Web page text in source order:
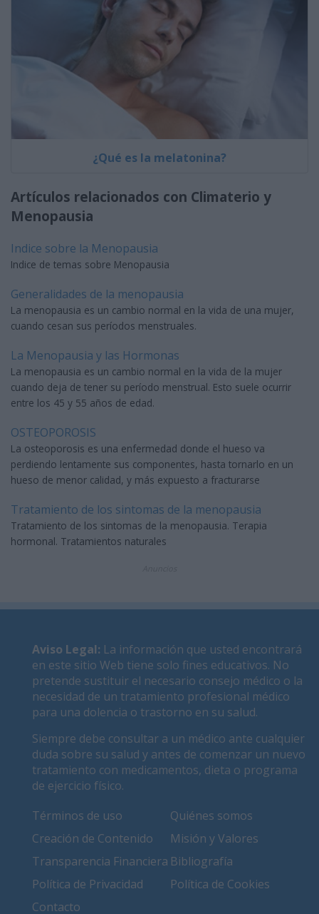
¿Qué es la melatonina?
Artículos relacionados con Climaterio y
Menopausia
Indice sobre la Menopausia
Indice de temas sobre Menopausia
Generalidades de la menopausia
La menopausia es un cambio normal en la vida de una mujer,
cuando cesan sus períodos menstruales.
La Menopausia y las Hormonas
La menopausia es un cambio normal en la vida de la mujer
cuando deja de tener su período menstrual. Esto suele ocurrir
entre los 45 y 55 años de edad.
OSTEOPOROSIS
La osteoporosis es una enfermedad donde el hueso va
perdiendo lentamente sus componentes, hasta tornarlo en un
hueso de menor calidad, y más expuesto a fracturarse
Tratamiento de los sintomas de la menopausia
Tratamiento de los sintomas de la menopausia. Terapia
hormonal. Tratamientos naturales
Aviso Legal: La información que usted encontrará
en este sitio Web tiene solo fines educativos. No
pretende sustituir el necesario consejo médico o la
necesidad de un tratamiento profesional médico
para una dolencia o trastorno en su salud.
Siempre debe consultar a un médico ante cualquier
duda sobre su salud y antes de comenzar un nuevo
tratamiento con medicamentos, dieta o programa
de ejercicio físico.
Términos de uso
Quiénes somos
Creación de Contenido
Misión y Valores
Transparencia Financiera Bibliografía
Política de Privacidad
Política de Cookies
Contacto